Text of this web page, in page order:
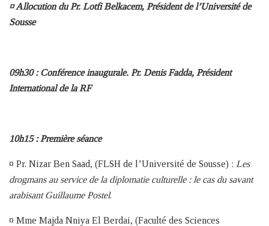
¤ Allocution du Pr. Lotfi Belkacem, Président de l’Université de
Sousse
09h30 : Conférence inaugurale. Pr. Denis Fadda, Président
International de la RF
10h15 : Première séance
¤ Pr. Nizar Ben Saad, (FLSH de l’Université de Sousse) : Les
drogmans au service de la diplomatie culturelle : le cas du savant
arabisant Guillaume Postel.
¤ Mme Majda Nniya El Berdai, (Faculté des Sciences